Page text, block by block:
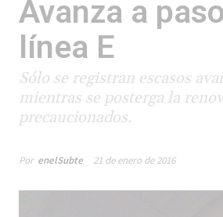
Avanza a
línea E
Sólo se registran escasos
mientras se posterga la
precaucionados.
Por enelSubte 21 de enero de 2016